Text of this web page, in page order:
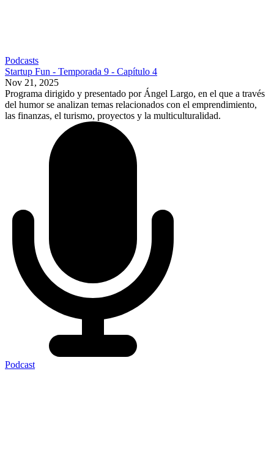
Podcasts
Startup Fun - Temporada 9 - Capítulo 4
Nov 21, 2025
Programa dirigido y presentado por Ángel Largo, en el que a través
del humor se analizan temas relacionados con el emprendimiento,
las finanzas, el turismo, proyectos y la multiculturalidad.
Podcast